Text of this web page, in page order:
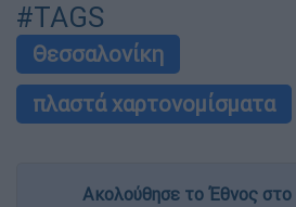
#TAGS
Θεσσαλονίκη
πλαστά χαρτονομίσματα
Ακολούθησε το Έθνος στο